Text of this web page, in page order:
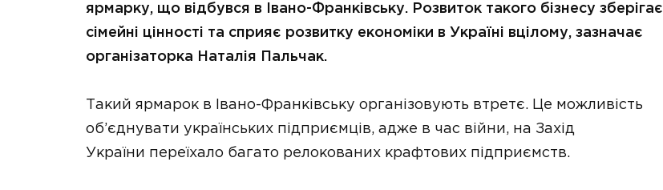
ярмарку, що відбувся в Івано-Франківську. Розвиток такого бізнесу зберігає
сімейні цінності та сприяє розвитку економіки в Україні вцілому, зазначає
організаторка Наталія Пальчак.
Такий ярмарок в Івано-Франківську організовують втретє. Це можливість
об’єднувати українських підприємців, адже в час війни, на Захід
України переїхало багато релокованих крафтових підприємств.